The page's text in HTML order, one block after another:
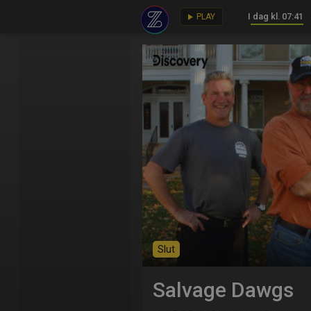
play_arrow PLAY I dag kl. 07:41
Slut
Salvage Dawgs